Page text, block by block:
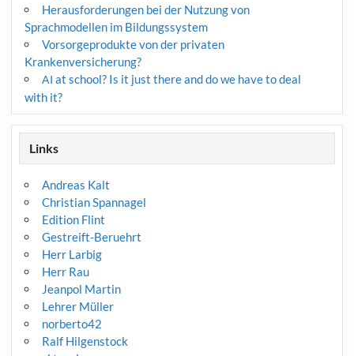
Herausforderungen bei der Nutzung von
Sprachmodellen im Bildungssystem
Vorsorgeprodukte von der privaten
Krankenversicherung?
AI at school? Is it just there and do we have to deal
with it?
Links
Andreas Kalt
Christian Spannagel
Edition Flint
Gestreift-Beruehrt
Herr Larbig
Herr Rau
Jeanpol Martin
Lehrer Müller
norberto42
Ralf Hilgenstock